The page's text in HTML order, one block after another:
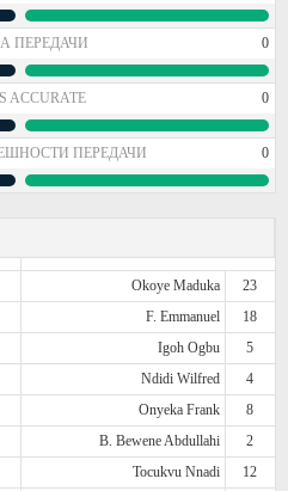
ПЕРЕДАЧИ 0
ACCURATE 0
ПЕРЕДАЧИ 0
Okoye Maduka
23
F. Emmanuel
18
Igoh Ogbu
5
Ndidi Wilfred
4
Onyeka Frank
8
B. Bewene Abdullahi
2
Tocukvu Nnadi
12